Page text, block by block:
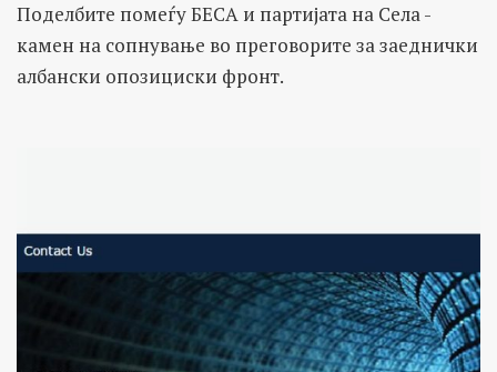
Поделбите помеѓу БЕСА и партијата на Села -
камен на сопнување во преговорите за заеднички
албански опозициски фронт.